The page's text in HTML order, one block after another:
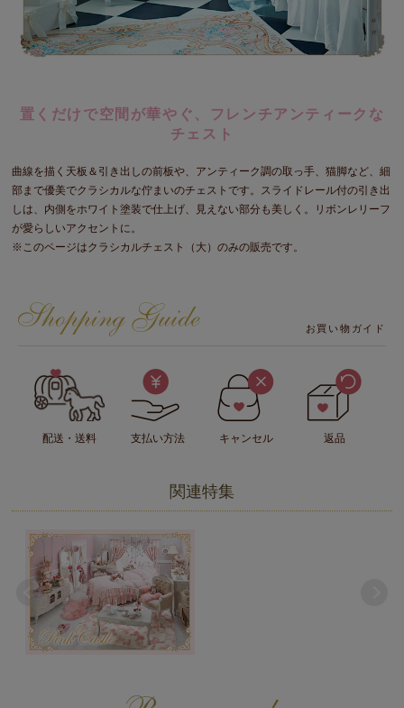
置くだけで空間が華やぐ、フレンチアンティークな
チェスト
曲線を描く天板＆引き出しの前板や、アンティーク調の取っ手、猫脚など、細
部まで優美でクラシカルな佇まいのチェストです。スライドレール付の引き出
しは、内側をホワイト塗装で仕上げ、見えない部分も美しく。リボンレリーフ
が愛らしいアクセントに。
※このページはクラシカルチェスト（大）のみの販売です。
お買い物ガイド
配送・送料 支払い方法 キャンセル 返品
関連特集